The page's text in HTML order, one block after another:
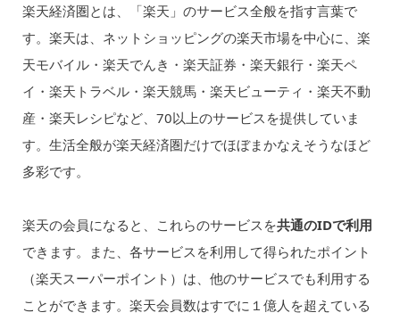
楽天経済圏とは、「楽天」のサービス全般を指す言葉で
す。楽天は、ネットショッピングの楽天市場を中心に、楽
天モバイル・楽天でんき・楽天証券・楽天銀行・楽天ペ
イ・楽天トラベル・楽天競馬・楽天ビューティ・楽天不動
産・楽天レシピなど、70以上のサービスを提供していま
す。生活全般が楽天経済圏だけでほぼまかなえそうなほど
多彩です。
楽天の会員になると、これらのサービスを共通のIDで利用
できます。また、各サービスを利用して得られたポイント
（楽天スーパーポイント）は、他のサービスでも利用する
ことができます。楽天会員数はすでに１億人を超えている